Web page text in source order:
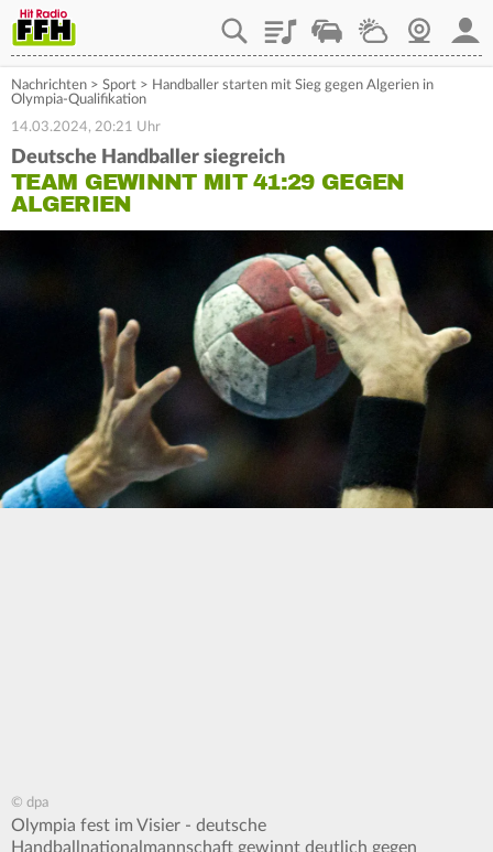
PlaylistStaupilotWetterWebcam
Nachrichten > Sport > Handballer starten mit Sieg gegen Algerien in
Olympia-Qualifikation
14.03.2024, 20:21 Uhr
Deutsche Handballer siegreich
TEAM GEWINNT MIT 41:29 GEGEN
ALGERIEN
© dpa
Olympia fest im Visier - deutsche
Handballnationalmannschaft gewinnt deutlich gegen